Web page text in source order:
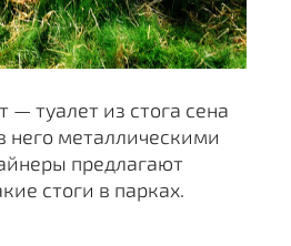
— туалет из стога сена
него металлическими
предлагают
стоги в парках.